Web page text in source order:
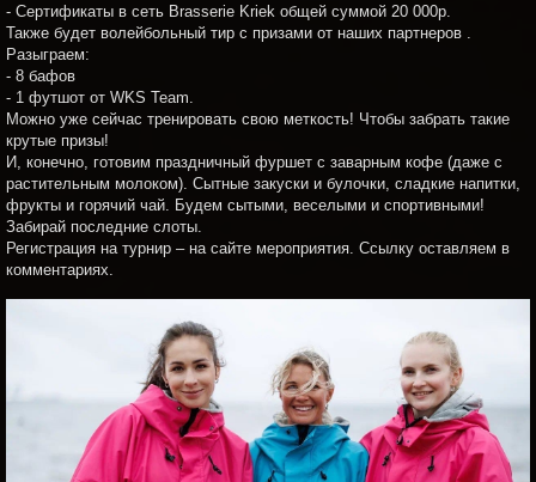
- Сертификаты в сеть Brasserie Kriek общей суммой 20 000р.
️Также будет волейбольный тир с призами от наших партнеров .
Разыграем:
- 8 бафов
- 1 футшот от WKS Team.
Можно уже сейчас тренировать свою меткость! Чтобы забрать такие
крутые призы!
И, конечно, готовим праздничный фуршет с заварным кофе (даже с
растительным молоком). Сытные закуски и булочки, сладкие напитки,
фрукты и горячий чай. Будем сытыми, веселыми и спортивными!
Забирай последние слоты.
Регистрация на турнир – на сайте мероприятия. Cсылку оставляем в
комментариях.